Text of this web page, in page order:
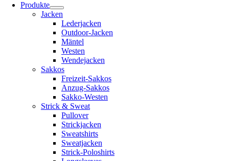
Produkte
Jacken
Lederjacken
Outdoor-Jacken
Mäntel
Westen
Wendejacken
Sakkos
Freizeit-Sakkos
Anzug-Sakkos
Sakko-Westen
Strick & Sweat
Pullover
Strickjacken
Sweatshirts
Sweatjacken
Strick-Poloshirts